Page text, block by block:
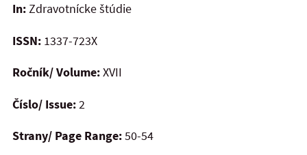
In:Zdravotnícke štúdie
ISSN: 1337-723X
Ročník/ Volume:XVII
Číslo/ Issue:2
Strany/ Page Range:50-54